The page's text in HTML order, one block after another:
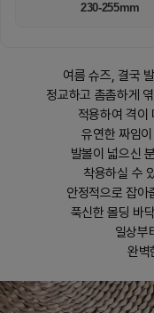
230-255mm
여름 슈즈, 결국
정교하고 촘촘하게
적용하여 격이
유연한 짜임
발볼이 넓으신
착용하실 수
안정적으로 잡아
푹신한 몰딩 바
일상부
완벽